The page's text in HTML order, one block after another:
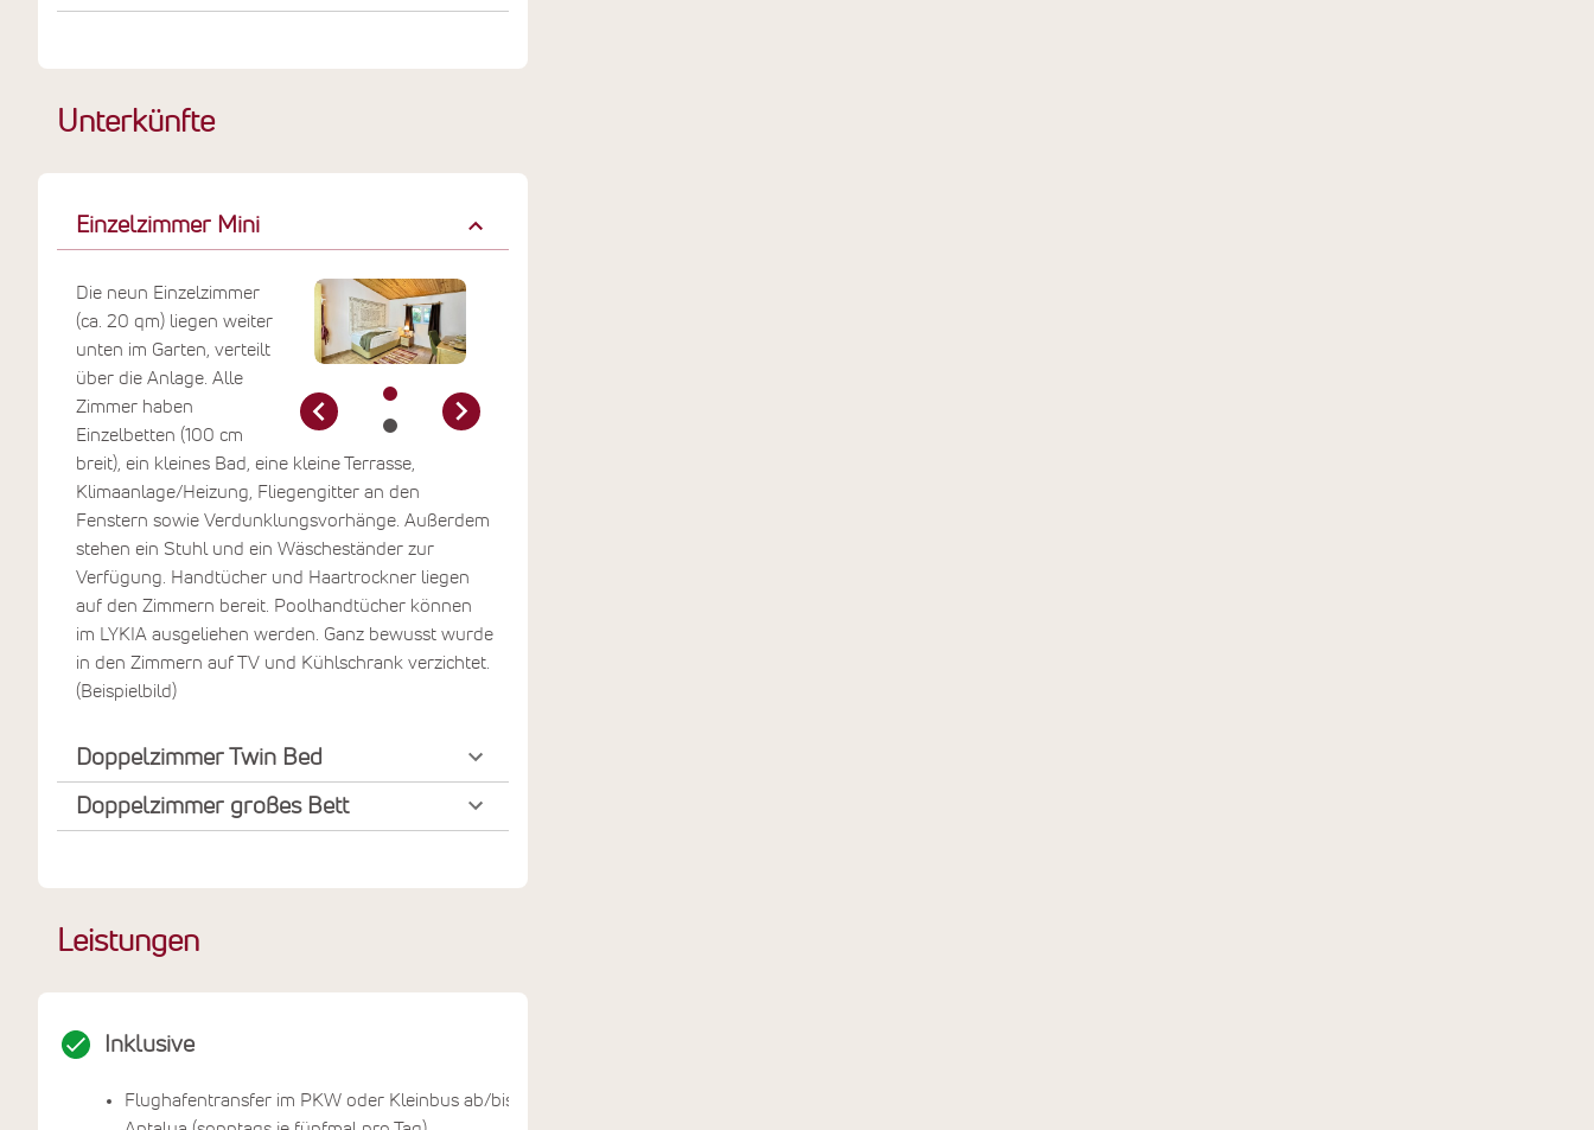
Unterkünfte
Einzelzimmer Mini
Die neun Einzelzimmer
(ca. 20 qm) liegen weiter
unten im Garten, verteilt
über die Anlage. Alle
Zimmer haben
Einzelbetten (100 cm
breit), ein kleines Bad, eine kleine Terrasse,
Klimaanlage/Heizung, Fliegengitter an den
Fenstern sowie Verdunklungsvorhänge. Außerdem
stehen ein Stuhl und ein Wäscheständer zur
Verfügung. Handtücher und Haartrockner liegen
auf den Zimmern bereit. Poolhandtücher können
im LYKIA ausgeliehen werden. Ganz bewusst wurde
in den Zimmern auf TV und Kühlschrank verzichtet.
(Beispielbild)
Doppelzimmer Twin Bed
Doppelzimmer großes Bett
Leistungen
Inklusive
Flughafentransfer im PKW oder Kleinbus ab/bis